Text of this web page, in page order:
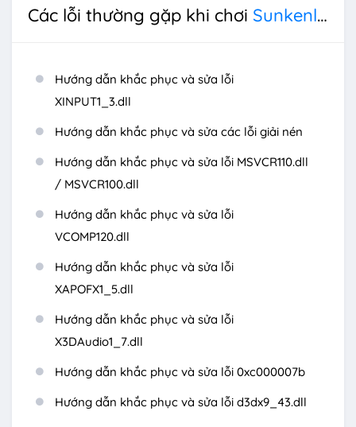
Các lỗi thường gặp khi chơi Sunkenland
Hướng dẫn khắc phục và sửa lỗi
XINPUT1_3.dll
Hướng dẫn khắc phục và sửa các lỗi giải nén
Hướng dẫn khắc phục và sửa lỗi MSVCR110.dll
/ MSVCR100.dll
Hướng dẫn khắc phục và sửa lỗi
VCOMP120.dll
Hướng dẫn khắc phục và sửa lỗi
XAPOFX1_5.dll
Hướng dẫn khắc phục và sửa lỗi
X3DAudio1_7.dll
Hướng dẫn khắc phục và sửa lỗi 0xc000007b
Hướng dẫn khắc phục và sửa lỗi d3dx9_43.dll